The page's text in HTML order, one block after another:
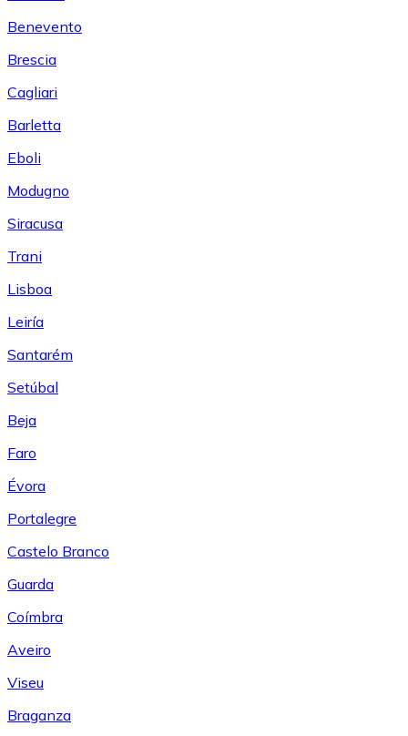
Benevento
Brescia
Cagliari
Barletta
Eboli
Modugno
Siracusa
Trani
Lisboa
Leiría
Santarém
Setúbal
Beja
Faro
Évora
Portalegre
Castelo Branco
Guarda
Coímbra
Aveiro
Viseu
Braganza